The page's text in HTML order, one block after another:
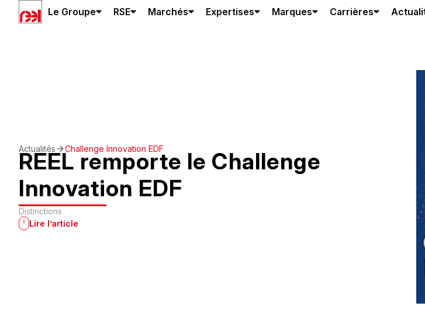
Le Groupe RSE Marchés Expertises Marques Carrières
Actualités Challenge Innovation EDF
REEL remporte le Challenge
Innovation EDF
Distinctions
Lire l’article